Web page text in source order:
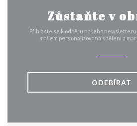
Zůstaňte v
Přihlaste se k odběru našeho
mailem personalizovaná sdělení a
ODEBÍRAT